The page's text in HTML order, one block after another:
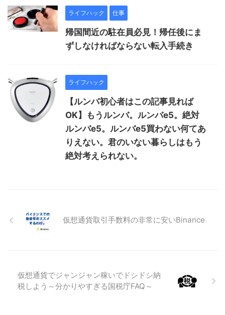
ライフハック 仕事
帰国間近の駐在員必見！帰任後にま
ずしなければならない転入手続き
ライフハック
【ルンバ初心者はこの記事見れば
OK】もうルンバ。ルンバe5。絶対
ルンバe5。ルンバe5買わない何てあ
りえない。君のいない暮らしはもう
絶対考えられない。
仮想通貨取引手数料の非常に安いBinance
仮想通貨でジャンジャン稼いでドシドシ納
税しよう～分かりやすぎる国税庁FAQ～